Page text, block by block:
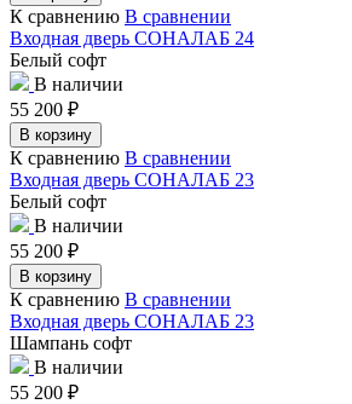
К сравнению В сравнении
Входная дверь СОНАЛАБ 24
Белый софт
В наличии
55 200 ₽
В корзину
К сравнению В сравнении
Входная дверь СОНАЛАБ 23
Белый софт
В наличии
55 200 ₽
В корзину
К сравнению В сравнении
Входная дверь СОНАЛАБ 23
Шампань софт
В наличии
55 200 ₽